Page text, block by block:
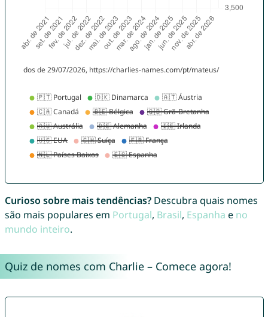
Curioso sobre mais tendências?Descubra quais nomes
são mais populares em Portugal, Brasil, Espanha e no
mundo inteiro.
Quiz de nomes com Charlie – Comece agora!